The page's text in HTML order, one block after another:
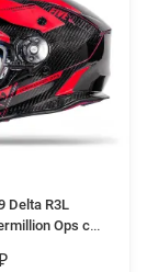
Delta R3L
Ops с